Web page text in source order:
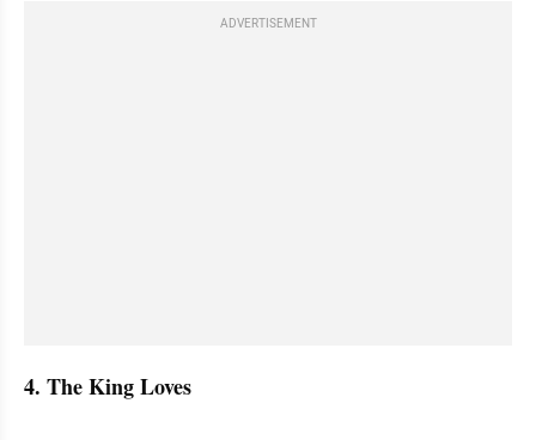
ADVERTISEMENT
4. The King Loves